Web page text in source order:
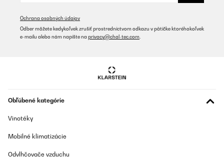
Ochrana osobných údajov
Odber môžete kedykoľvek zrušiť prostredníctvom odkazu v pätičke ktoréhokoľvek
e-mailu alebo nám napíšte na privacy@chal-tec.com
Obľúbené kategórie
Vinotéky
Mobilné klimatizácie
Odvlhčovače vzduchu